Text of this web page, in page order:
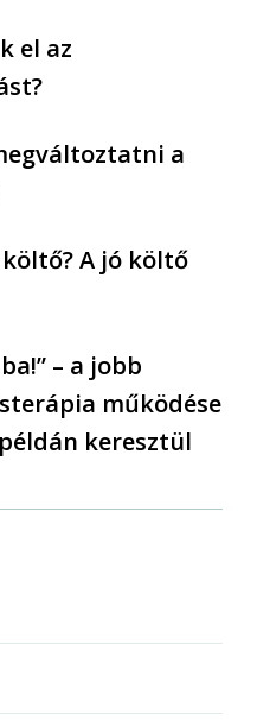
el az
a
A jó költő
– a jobb
működése
keresztül